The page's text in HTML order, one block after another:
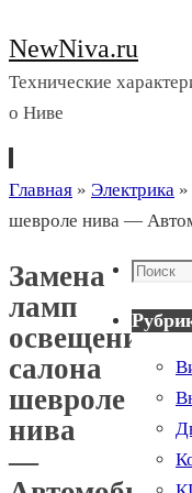
NewNiva.ru
Технические
о Ниве
Перейти
к
Главная » Электрика »
шевроле нива —
Замена
ламп
освещения
салона
шевроле
нива
—
Поиск